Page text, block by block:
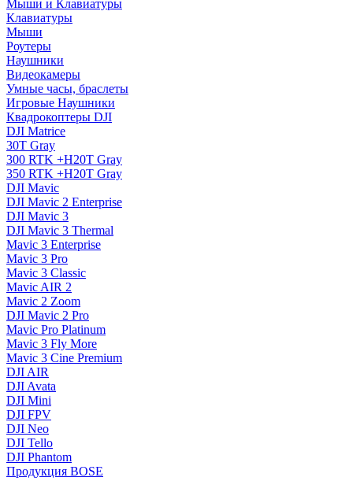
Мыши и Клавиатуры
Клавиатуры
Мыши
Роутеры
Наушники
Видеокамеры
Умные часы, браслеты
Игровые Наушники
Квадрокоптеры DJI
DJI Matrice
30T Gray
300 RTK +H20T Gray
350 RTK +H20T Gray
DJI Mavic
DJI Mavic 2 Enterprise
DJI Mavic 3
DJI Mavic 3 Thermal
Mavic 3 Enterprise
Mavic 3 Pro
Mavic 3 Сlassic
Mavic AIR 2
Mavic 2 Zoom
DJI Mavic 2 Pro
Mavic Pro Platinum
Mavic 3 Fly More
Mavic 3 Cine Premium
DJI AIR
DJI Avata
DJI Mini
DJI FPV
DJI Neo
DJI Tello
DJI Phantom
Продукция BOSE